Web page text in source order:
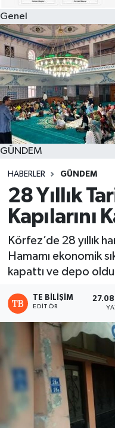
Genel
GÜNDEM
HABERLER GÜNDEM
28 Yıllık
Kapılarını
Körfez’de 28 yıllık
Hamamı ekonomik
kapattı ve depo
TE BILIŞIM
EDITÖR
Haber Arşivi